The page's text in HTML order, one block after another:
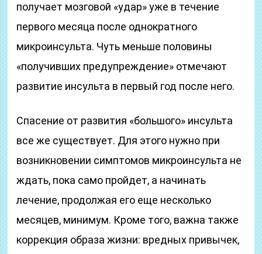
получает мозговой «удар» уже в течение
первого месяца после однократного
микроинсульта. Чуть меньше половины
«получивших предупреждение» отмечают
развитие инсульта в первый год после него.
Спасение от развития «большого» инсульта
все же существует. Для этого нужно при
возникновении симптомов микроинсульта не
ждать, пока само пройдет, а начинать
лечение, продолжая его еще несколько
месяцев, минимум. Кроме того, важна также
коррекция образа жизни: вредных привычек,